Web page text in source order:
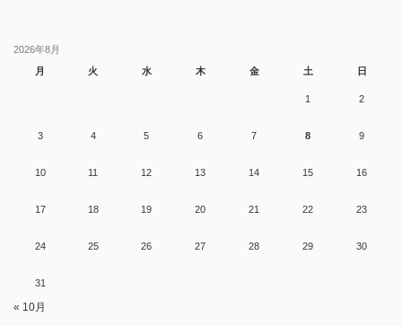
2026年8月
月
火 水 木 金 土 日
1 2
3 4 5 6 7 8 9
10 11 12 13 14 15 16
17 18 19 20 21 22 23
24 25 26 27 28 29 30
31
« 10月